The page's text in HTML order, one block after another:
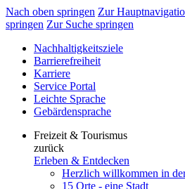
Nach oben springen Zur
springen Zur Suche springen
Nachhaltigkeitsziele
Barrierefreiheit
Karriere
Service Portal
Leichte Sprache
Gebärdensprache
Freizeit & Tourismus
zurück
Erleben & Entdecken
Herzlich willkommen in
15 Orte - eine Stadt